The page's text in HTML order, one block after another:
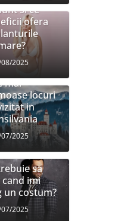
si ce
ofera
2025
mai
locuri
in
2025
sa
imi
un costum?
2025